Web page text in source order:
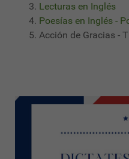
Lecturas en Inglés
Poesías en Inglés -
Acción de Gracias -